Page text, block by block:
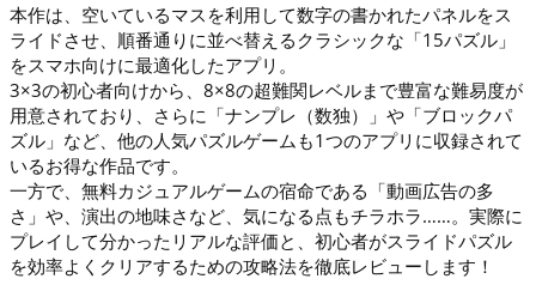
本作は、空いているマスを利用して数字の書かれたパネルをス
ライドさせ、順番通りに並べ替えるクラシックな「15パズル」
をスマホ向けに最適化したアプリ。
3×3の初心者向けから、8×8の超難関レベルまで豊富な難易度が
用意されており、さらに「ナンプレ（数独）」や「ブロックパ
ズル」など、他の人気パズルゲームも1つのアプリに収録されて
いるお得な作品です。
一方で、無料カジュアルゲームの宿命である「動画広告の多
さ」や、演出の地味さなど、気になる点もチラホラ……。実際に
プレイして分かったリアルな評価と、初心者がスライドパズル
を効率よくクリアするための攻略法を徹底レビューします！